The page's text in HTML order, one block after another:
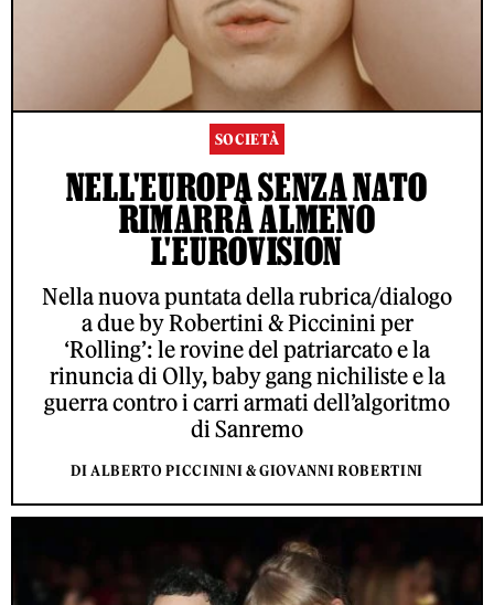
SOCIETÀ
NELL'EUROPA SENZA NATO
RIMARRÀ ALMENO
L'EUROVISION
Nella nuova puntata della rubrica/dialogo
a due by Robertini & Piccinini per
‘Rolling’: le rovine del patriarcato e la
rinuncia di Olly, baby gang nichiliste e la
guerra contro i carri armati dell’algoritmo
di Sanremo
DI ALBERTO PICCININI & GIOVANNI ROBERTINI